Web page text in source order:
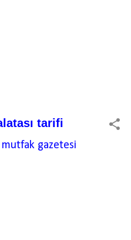
tarifi
mutfak gazetesi